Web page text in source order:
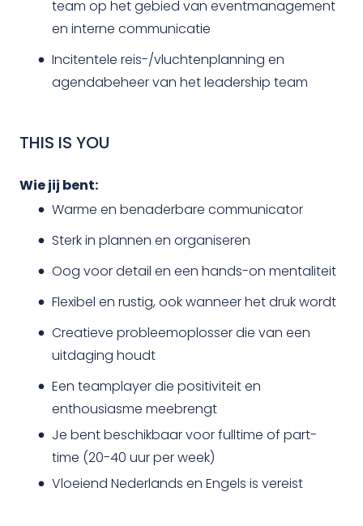
team op het gebied van eventmanagement
en interne communicatie
Incitentele reis-/vluchtenplanning en
agendabeheer van het leadership team
THIS IS YOU
Wie jij bent:
Warme en benaderbare communicator
Sterk in plannen en organiseren
Oog voor detail en een hands-on mentaliteit
Flexibel en rustig, ook wanneer het druk wordt
Creatieve probleemoplosser die van een
uitdaging houdt
Een teamplayer die positiviteit en
enthousiasme meebrengt
Je bent beschikbaar voor fulltime of part-
time (20-40 uur per week)
Vloeiend Nederlands en Engels is vereist